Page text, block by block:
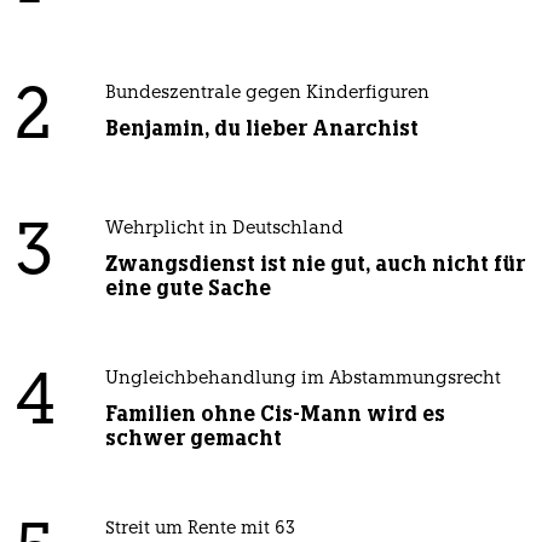
2 Bundeszentrale gegen Kinderfiguren
Benjamin, du lieber Anarchist
3 Wehrplicht in Deutschland
Zwangsdienst ist nie gut, auch nicht für
eine gute Sache
4 Ungleichbehandlung im Abstammungsrecht
Familien ohne Cis-Mann wird es
schwer gemacht
Streit um Rente mit 63